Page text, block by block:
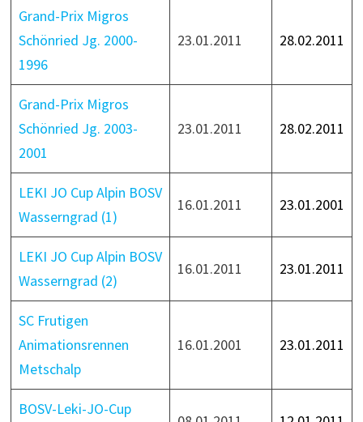
Grand-Prix Migros
Schönried Jg. 2000-
1996
23.01.2011 28.02.2011
Grand-Prix Migros
Schönried Jg. 2003-
2001
23.01.2011 28.02.2011
LEKI JO Cup Alpin BOSV
Wasserngrad (1)
16.01.2011 23.01.2001
LEKI JO Cup Alpin BOSV
Wasserngrad (2)
16.01.2011 23.01.2011
SC Frutigen
Animationsrennen
Metschalp
16.01.2001 23.01.2011
BOSV-Leki-JO-Cup